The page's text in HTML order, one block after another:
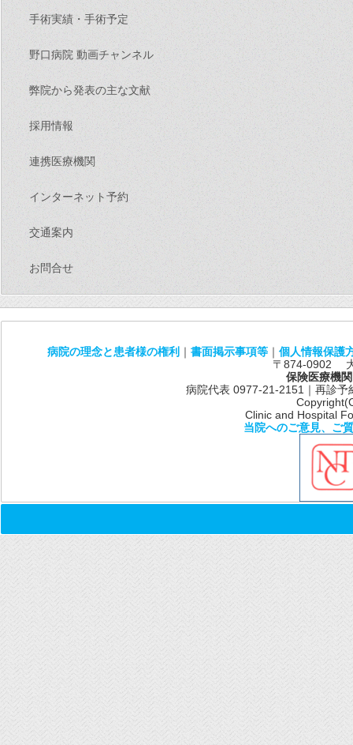
手術実績・手術予定
野口病院 動画チャンネル
弊院から発表の主な文献
採用情報
連携医療機関
インターネット予約
交通案内
お問合せ
病院の理念と患者様の権利 ｜ 書面掲示事項等 ｜ 個人情報保護
〒874-0902
保険医療機
病院代表 0977-21-2151｜再診
Clinic and Hospital
当院へのご意見、ご